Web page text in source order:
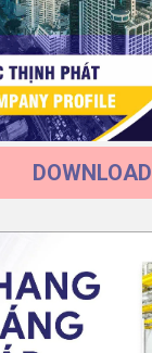
DOWNLOAD